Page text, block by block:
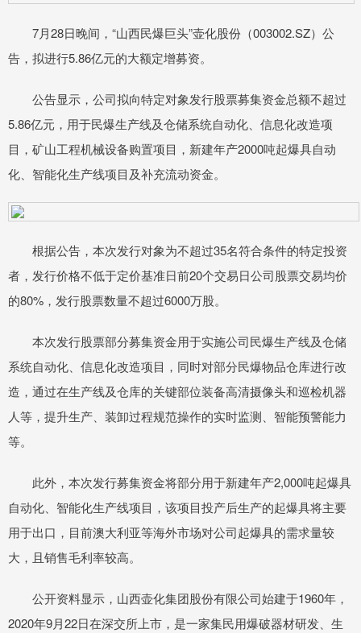
7月28日晚间，“山西民爆巨头”壶化股份（003002.SZ）公
告，拟进行5.86亿元的大额定增募资。
公告显示，公司拟向特定对象发行股票募集资金总额不超过
5.86亿元，用于民爆生产线及仓储系统自动化、信息化改造项
目，矿山工程机械设备购置项目，新建年产2000吨起爆具自动
化、智能化生产线项目及补充流动资金。
根据公告，本次发行对象为不超过35名符合条件的特定投资
者，发行价格不低于定价基准日前20个交易日公司股票交易均价
的80%，发行股票数量不超过6000万股。
本次发行股票部分募集资金用于实施公司民爆生产线及仓储
系统自动化、信息化改造项目，同时对部分民爆物品仓库进行改
造，通过在生产线及仓库的关键部位装备高清摄像头和巡检机器
人等，提升生产、装卸过程规范操作的实时监测、智能预警能力
等。
此外，本次发行募集资金将部分用于新建年产2,000吨起爆具
自动化、智能化生产线项目，该项目投产后生产的起爆具将主要
用于出口，目前澳大利亚等海外市场对公司起爆具的需求量较
大，且销售毛利率较高。
公开资料显示，山西壶化集团股份有限公司始建于1960年，
2020年9月22日在深交所上市，是一家集民用爆破器材研发、生